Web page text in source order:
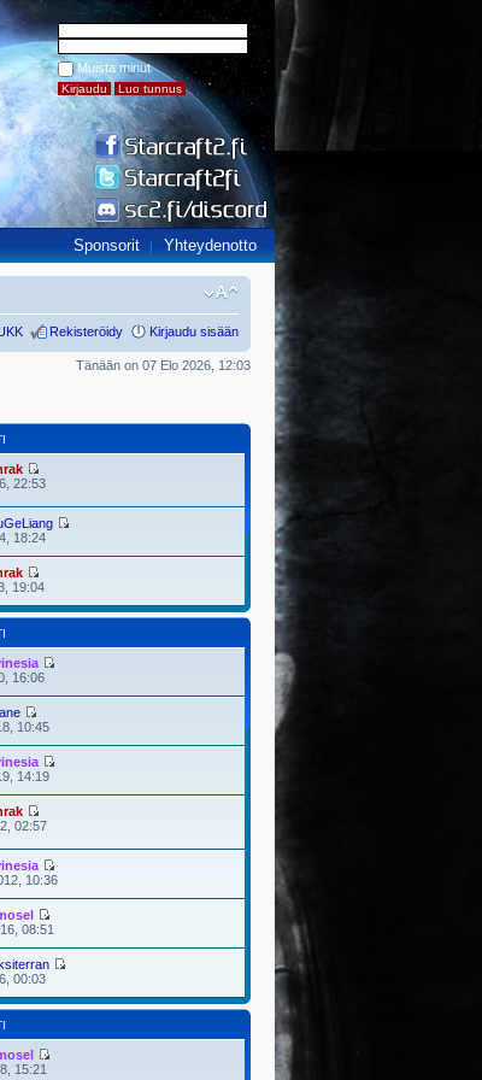
Muista minut
Sponsorit Yhteydenotto
Rekisteröidy Kirjaudu sisään
Tänään on 07 Elo 2026, 12:03
22:53
18:24
19:04
16:06
10:45
14:19
02:57
10:36
08:51
00:03
15:21